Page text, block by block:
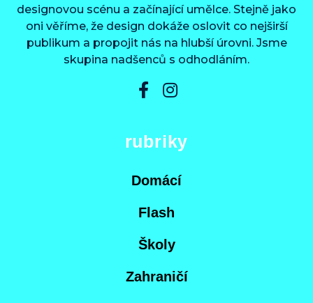
designovou scénu a začínající umělce. Stejně jako
oni věříme, že design dokáže oslovit co nejširší
publikum a propojit nás na hlubší úrovni. Jsme
skupina nadšenců s odhodláním.
rubriky
Domácí
Flash
Školy
Zahraničí